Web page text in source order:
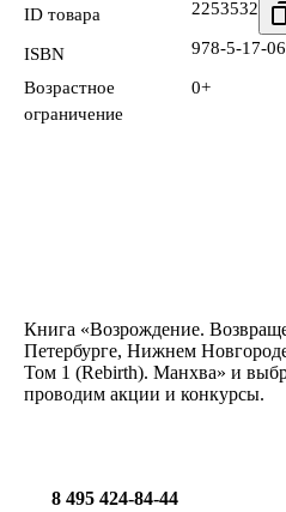
ID товара
2253532
ISBN 978-5-17-
Возрастное
ограничение
0+
Книга «Возрождение.
Петербурге, Нижнем
Том 1 (Rebirth). Манхва» и
проводим акции и конкурсы.
8 495 424-84-44